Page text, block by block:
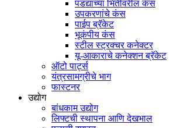
पडद्याच्या भिंतीवरील कंस
उपकरणांचे कंस
पाईप ब्रॅकेट
भूकंपीय कंस
स्टील स्ट्रक्चर कनेक्टर
यू-आकाराचे कनेक्शन ब्रॅकेट
ऑटो पार्ट्स
यंत्रसामग्रीचे भाग
फास्टनर
उद्योग
बांधकाम उद्योग
लिफ्टची स्थापना आणि देखभाल